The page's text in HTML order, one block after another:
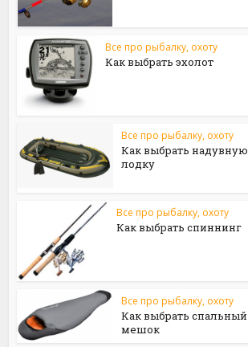
Все про рыбалку, охоту
Как выбрать эхолот
Все про рыбалку, охоту
Как выбрать надувную
лодку
Все про рыбалку, охоту
Как выбрать спиннинг
Все про рыбалку, охоту
Как выбрать спальный
мешок